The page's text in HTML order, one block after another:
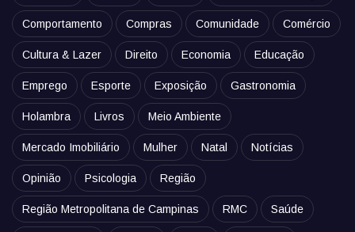
Comportamento Compras Comunidade Comércio
Cultura & Lazer Direito Economia Educação
Emprego Esporte Exposição Gastronomia
Holambra Livros Meio Ambiente
Mercado Imobiliário Mulher Natal Notícias
Opinião Psicologia Região
Região Metropolitana de Campinas RMC Saúde